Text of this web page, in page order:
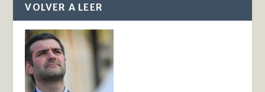
VOLVER A LEER